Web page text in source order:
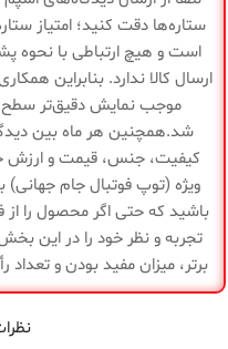
طول 150 سانتی متر
مناسب
چربی سوزی و تفکیک
عضلات
نوع
ورزش
ایروبیک
سایر
قابل استفاده در
باشگاه، خانه و فضای
باز بدون ایجاد
ستاره‌ها دقت کنید؛ امتیاز
است و هیچ ارتباطی با نحوه
ارسال کالا ندارد. بنابراین
موجب نمایش دقیق‌تر سطح
شد.همچنین هر ماه بین
کیفیت، جنس، قیمت و ارزش
ویژه (توپ فوتبال جام
باشید که حتی اگر محصول را از
تجربه و نظر خود را در این
برتر، میزان مفید بودن و